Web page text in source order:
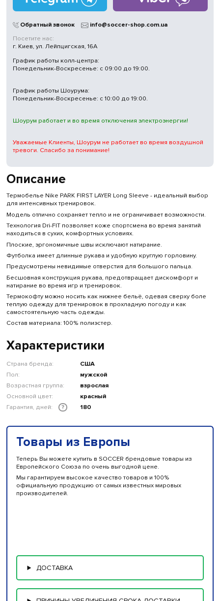
Описание
Термобелье Nike PARK FIRST LAYER Long Sleeve - идеальный выбор
для интенсивных тренировок.
Модель отлично сохраняет тепло и не ограничивает возможности.
Технология Dri-FIT позволяет коже спортсмена во время занятий
находиться в сухих, комфортных условиях.
Плоские, эргономичные швы исключают натирание.
Футболка имеет длинные рукава и удобную круглую горловину.
Предусмотрены невидимые отверстия для большого пальца.
Бесшовная конструкция рукава, предотвращает дискомфорт и
натирание во время игр и тренировок.
Термокофту можно носить как нижнее бельё, одевая сверху боле
теплую одежду для тренировок в прохладную погоду и как
самостоятельную часть одежды.
Состав материала: 100% полиэстер.
Характеристики
Страна бренда:
США
Пол:
мужской
Возрастная группа:
взрослая
Основной цвет:
красный
Гарантия, дней:
? 180
Товары из Европы
Теперь Вы можете купить в SOCCER брендовые товары из
Европейского Союза по очень выгодной цене.
Мы гарантируем высокое качество товаров и 100%
официальную продукцию от самых известных мировых
производителей.
ДОСТАВКА
Обратный звонок
info@soccer-shop.com.ua
Посетите нас:
г. Киев, ул. Лейпцигская, 16А
График работы колл-центра:
Понедельник-Воскресенье: с 09:00 до 19:00.
График работы Шоурума:
Понедельник-Воскресенье: с 10:00 до 19:00.
Шоурум работает и во время отключения электроэнергии!
Уважаемые Клиенты, Шоурум не работает во время воздушной
тревоги. Спасибо за понимание!